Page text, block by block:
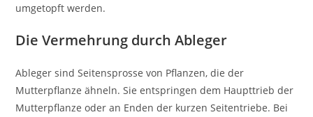
umgetopft werden.
Die Vermehrung durch Ableger
Ableger sind Seitensprosse von Pflanzen, die der
Mutterpflanze ähneln. Sie entspringen dem Haupttrieb der
Mutterpflanze oder an Enden der kurzen Seitentriebe. Bei